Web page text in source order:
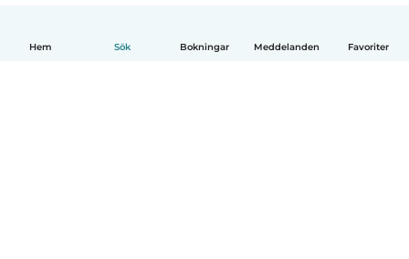
Hem Sök Bokningar Meddelanden Favoriter